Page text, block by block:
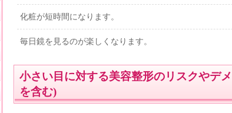
目頭切開
目尻切開
切れ長の目
目の横幅を広げる
眼瞼下垂
化粧が短時間になります。
毎日鏡を見るのが楽しくなります。
小さい目に対する美容整形のリスクやデ
を含む)